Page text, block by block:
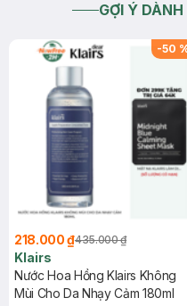
GỢI Ý
-50
218.000 ₫435.000 ₫
Klairs
Nước Hoa Hồng Klairs Không
Mùi Cho Da Nhạy Cảm 180ml